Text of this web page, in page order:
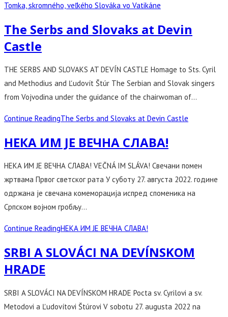
Tomka, skromného, veľkého Slováka vo Vatikáne
The Serbs and Slovaks at Devin
Castle
THE SERBS AND SLOVAKS AT DEVÍN CASTLE Homage to Sts. Cyril
and Methodius and Ľudovít Štúr The Serbian and Slovak singers
from Vojvodina under the guidance of the chairwoman of…
Continue ReadingThe Serbs and Slovaks at Devin Castle
НЕКА ИМ ЈЕ ВЕЧНА СЛАВА!
НЕКА ИМ ЈЕ ВЕЧНА СЛАВА! VEČNÁ IM SLÁVA! Свечани помен
жртвама Првог светског рата У суботу 27. августа 2022. године
одржана је свечана комеморација испред споменика на
Српском војном гробљу…
Continue ReadingНЕКА ИМ ЈЕ ВЕЧНА СЛАВА!
SRBI A SLOVÁCI NA DEVÍNSKOM
HRADE
SRBI A SLOVÁCI NA DEVÍNSKOM HRADE Pocta sv. Cyrilovi a sv.
Metodovi a Ľudovítovi Štúrovi V sobotu 27. augusta 2022 na